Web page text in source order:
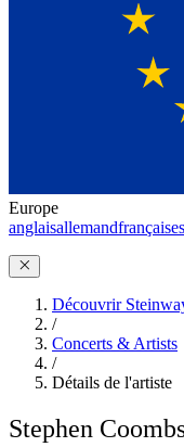
Europe
anglaisallemandfrançais
Découvrir
/
Concerts & Artists
/
Détails de l'artiste
Stephen